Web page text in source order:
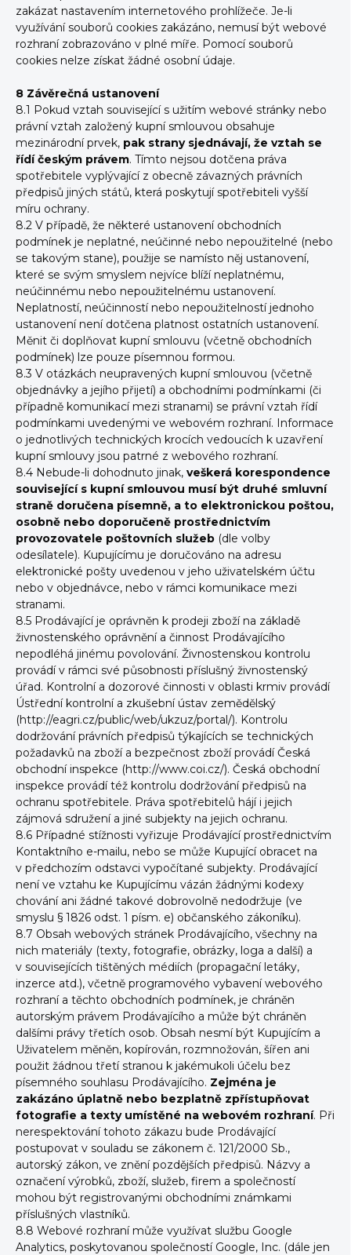
zakázat nastavením internetového prohlížeče. Je-li
využívání souborů cookies zakázáno, nemusí být webové
rozhraní zobrazováno v plné míře. Pomocí souborů
cookies nelze získat žádné osobní údaje.
8 Závěrečná ustanovení
8.1 Pokud vztah související s užitím webové stránky nebo
právní vztah založený kupní smlouvou obsahuje
mezinárodní prvek, pak strany sjednávají, že vztah se
řídí českým právem. Tímto nejsou dotčena práva
spotřebitele vyplývající z obecně závazných právních
předpisů jiných států, která poskytují spotřebiteli vyšší
míru ochrany.
8.2 V případě, že některé ustanovení obchodních
podmínek je neplatné, neúčinné nebo nepoužitelné (nebo
se takovým stane), použije se namísto něj ustanovení,
které se svým smyslem nejvíce blíží neplatnému,
neúčinnému nebo nepoužitelnému ustanovení.
Neplatností, neúčinností nebo nepoužitelností jednoho
ustanovení není dotčena platnost ostatních ustanovení.
Měnit či doplňovat kupní smlouvu (včetně obchodních
podmínek) lze pouze písemnou formou.
8.3 V otázkách neupravených kupní smlouvou (včetně
objednávky a jejího přijetí) a obchodními podmínkami (či
případně komunikací mezi stranami) se právní vztah řídí
podmínkami uvedenými ve webovém rozhraní. Informace
o jednotlivých technických krocích vedoucích k uzavření
kupní smlouvy jsou patrné z webového rozhraní.
8.4 Nebude-li dohodnuto jinak, veškerá korespondence
související s kupní smlouvou musí být druhé smluvní
straně doručena písemně, a to elektronickou poštou,
osobně nebo doporučeně prostřednictvím
provozovatele poštovních služeb (dle volby
odesílatele). Kupujícímu je doručováno na adresu
elektronické pošty uvedenou v jeho uživatelském účtu
nebo v objednávce, nebo v rámci komunikace mezi
stranami.
8.5 Prodávající je oprávněn k prodeji zboží na základě
živnostenského oprávnění a činnost Prodávajícího
nepodléhá jinému povolování. Živnostenskou kontrolu
provádí v rámci své působnosti příslušný živnostenský
úřad. Kontrolní a dozorové činnosti v oblasti krmiv provádí
Ústřední kontrolní a zkušební ústav zemědělský
(http://eagri.cz/public/web/ukzuz/portal/). Kontrolu
dodržování právních předpisů týkajících se technických
požadavků na zboží a bezpečnost zboží provádí Česká
obchodní inspekce (http://www.coi.cz/). Česká obchodní
inspekce provádí též kontrolu dodržování předpisů na
ochranu spotřebitele. Práva spotřebitelů hájí i jejich
zájmová sdružení a jiné subjekty na jejich ochranu.
8.6 Případné stížnosti vyřizuje Prodávající prostřednictvím
Kontaktního e-mailu, nebo se může Kupující obracet na
v předchozím odstavci vypočítané subjekty. Prodávající
není ve vztahu ke Kupujícímu vázán žádnými kodexy
chování ani žádné takové dobrovolně nedodržuje (ve
smyslu § 1826 odst. 1 písm. e) občanského zákoníku).
8.7 Obsah webových stránek Prodávajícího, všechny na
nich materiály (texty, fotografie, obrázky, loga a další) a
v souvisejících tištěných médiích (propagační letáky,
inzerce atd.), včetně programového vybavení webového
rozhraní a těchto obchodních podmínek, je chráněn
autorským právem Prodávajícího a může být chráněn
dalšími právy třetích osob. Obsah nesmí být Kupujícím a
Uživatelem měněn, kopírován, rozmnožován, šířen ani
použit žádnou třetí stranou k jakémukoli účelu bez
písemného souhlasu Prodávajícího. Zejména je
zakázáno úplatně nebo bezplatně zpřístupňovat
fotografie a texty umístěné na webovém rozhraní. Při
nerespektování tohoto zákazu bude Prodávající
postupovat v souladu se zákonem č. 121/2000 Sb.,
autorský zákon, ve znění pozdějších předpisů. Názvy a
označení výrobků, zboží, služeb, firem a společností
mohou být registrovanými obchodními známkami
příslušných vlastníků.
8.8 Webové rozhraní může využívat službu Google
Analytics, poskytovanou společností Google, Inc. (dále jen